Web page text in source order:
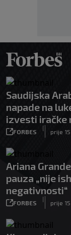
Saudijska
napade na
izvesti iračke
FORBES
|
prije
Ariana
pauza „nije
negativnosti“
FORBES
|
prije